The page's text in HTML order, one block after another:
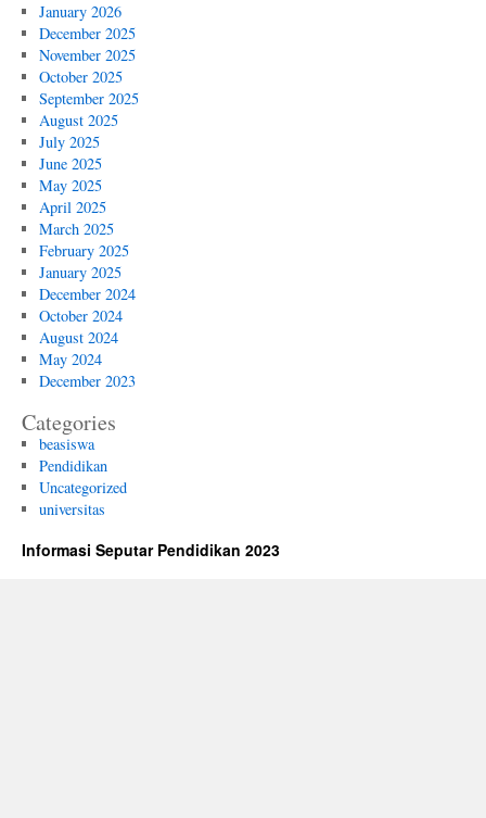
January 2026
December 2025
November 2025
October 2025
September 2025
August 2025
July 2025
June 2025
May 2025
April 2025
March 2025
February 2025
January 2025
December 2024
October 2024
August 2024
May 2024
December 2023
Categories
beasiswa
Pendidikan
Uncategorized
universitas
Informasi Seputar Pendidikan 2023